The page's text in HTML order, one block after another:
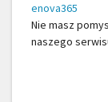
enova365
Nie masz
naszego